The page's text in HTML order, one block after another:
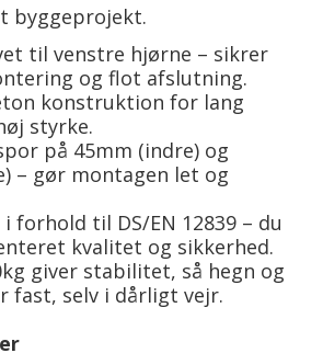
byggeprojekt.
til venstre hjørne – sikrer
og flot afslutning.
konstruktion for lang
styrke.
på 45mm (indre) og
– gør montagen let og
forhold til DS/EN 12839 – du
kvalitet og sikkerhed.
giver stabilitet, så hegn og
fast, selv i dårligt vejr.